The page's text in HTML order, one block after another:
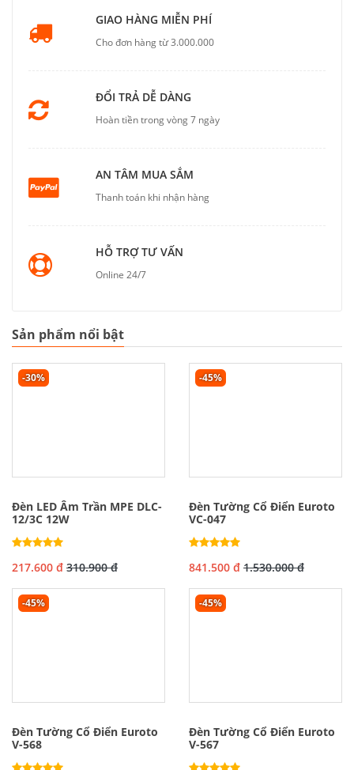
GIAO HÀNG MIỄN PHÍ
Cho đơn hàng từ 3.000.000
ĐỔI TRẢ DỄ DÀNG
Hoàn tiền trong vòng 7 ngày
AN TÂM MUA SẮM
Thanh toán khi nhận hàng
HỖ TRỢ TƯ VẤN
Online 24/7
Sản phẩm nổi bật
-30%
Đèn LED Âm Trần MPE DLC-
12/3C 12W
217.600 đ 310.900 đ
-45%
Đèn Tường Cổ Điển Euroto
VC-047
841.500 đ 1.530.000 đ
-45%
Đèn Tường Cổ Điển Euroto
V-568
-45%
Đèn Tường Cổ Điển Euroto
V-567